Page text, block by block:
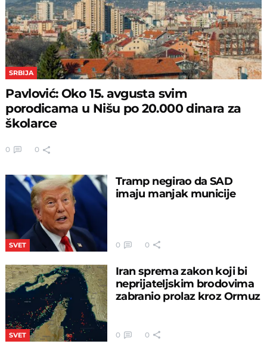
SRBIJA
Pavlović: Oko 15. avgusta svim
porodicama u Nišu po 20.000 dinara za
školarce
0 0
SVET
Tramp negirao da SAD
imaju manjak municije
0 0
SVET
Iran sprema zakon koji bi
neprijateljskim brodovima
zabranio prolaz kroz Ormuz
0 0